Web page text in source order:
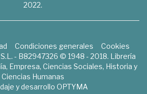
2022.
Condiciones generales
Cookies
- B82947326 © 1948 - 2018. Librería
Empresa, Ciencias Sociales, Historia y
Ciencias Humanas
y desarrollo OPTYMA